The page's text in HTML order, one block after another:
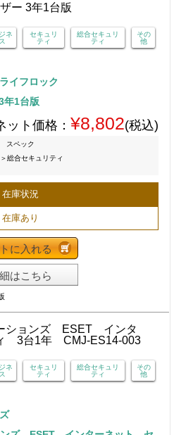
ネ
ス
セキュリ
ティ
総合セキュリ
ティ
その
他
イフロック
年1台版
ット価格： ¥8,802(税込)
スペック
総合セキュリティ
在庫状況
在庫あり
に入れる
はこちら
ネ
ス
セキュリ
ティ
総合セキュリ
ティ
その
他